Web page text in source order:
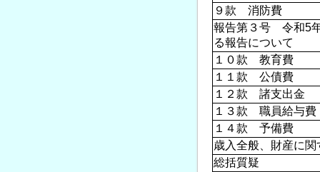
９款 消防費
報告第３号 令和5
る報告について
１０款 教育費
１１款 公債費
１２款 諸支出金
１３款 職員給与費
１４款 予備費
歳入全般、財産に
総括質疑